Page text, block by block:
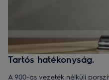
Tartós hatékonyság.
A 900-as vezeték nélküli